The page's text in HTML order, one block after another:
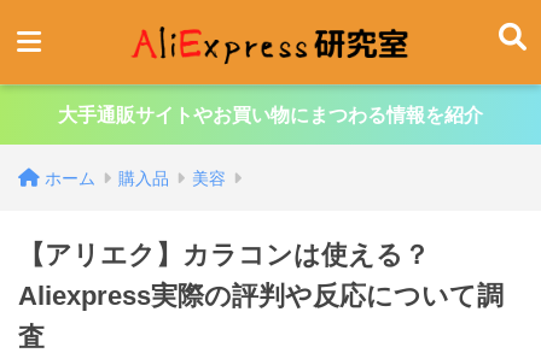
大手通販サイトやお買い物にまつわる情報を紹介
ホーム 購入品 美容
【アリエク】カラコンは使える？
Aliexpress実際の評判や反応について調
査